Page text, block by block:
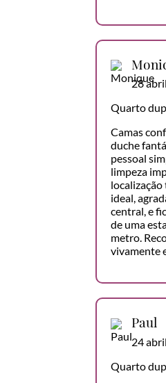
28
Quarto
Camas
duche
pessoal
limpeza
localização
ideal,
central, e
de uma
metro.
vivamente
Paul
24
Quarto